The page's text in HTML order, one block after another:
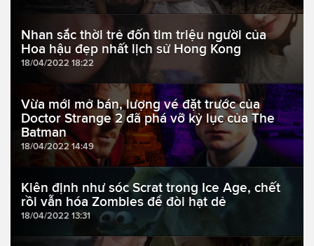
Nhan sắc thời trẻ đốn tim triệu người của
Hoa hậu đẹp nhất lịch sử Hong Kong
18/04/2022 18:22
Vừa mới mở bán, lượng vé đặt trước của
Doctor Strange 2 đã phá vỡ kỷ lục của The
Batman
18/04/2022 14:49
Kiên định như sóc Scrat trong Ice Age, chết
rồi vẫn hóa Zombies để đòi hạt dẻ
18/04/2022 13:31